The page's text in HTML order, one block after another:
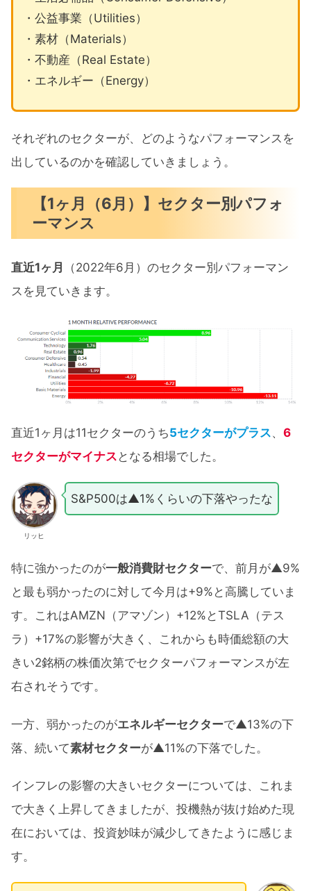
・公益事業（Utilities）
・素材（Materials）
・不動産（Real Estate）
・エネルギー（Energy）
それぞれのセクターが、どのようなパフォーマンスを
出しているのかを確認していきましょう。
【1ヶ月（6月）】セクター別パフォ
ーマンス
直近1ヶ月
（2022年6月）のセクター別パフォーマン
スを見ていきます。
直近1ヶ月は11セクターのうち5セクターがプラス、 6
セクターがマイナス となる相場でした。
リッヒ
S&P500は▲1%くらいの下落やったな
特に強かったのが一般消費財セクターで、前月が▲9%
と最も弱かったのに対して今月は+9%と高騰していま
す。これはAMZN（アマゾン）+12%とTSLA（テス
ラ）+17%の影響が大きく、これからも時価総額の大
きい2銘柄の株価次第でセクターパフォーマンスが左
右されそうです。
一方、弱かったのがエネルギーセクターで▲13%の下
落、続いて素材セクターが▲11%の下落でした。
インフレの影響の大きいセクターについては、これま
で大きく上昇してきましたが、投機熱が抜け始めた現
在においては、投資妙味が減少してきたように感じま
す。